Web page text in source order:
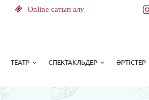
Online сатып алу
ТЕАТР СПЕКТАКЛЬДЕР ӘРТІСТЕР